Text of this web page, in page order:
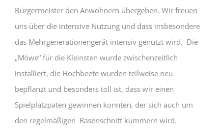
Bürgermeister den Anwohnern übergeben. Wir freuen
uns über die intensive Nutzung und dass insbesondere
das Mehrgenerationengerät intensiv genutzt wird. Die
„Möwe“ für die Kleinsten wurde zwischenzeitlich
installiert, die Hochbeete wurden teilweise neu
bepflanzt und besonders toll ist, dass wir einen
Spielplatzpaten gewinnen konnten, der sich auch um
den regelmäßigen Rasenschnitt kümmern wird.